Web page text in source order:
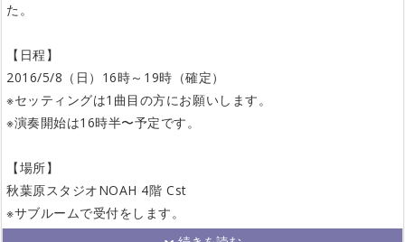
た。
【日程】
2016/5/8（日）16時～19時（確定）
※セッティングは1曲目の方にお願いします。
※演奏開始は16時半〜予定です。
【場所】
秋葉原スタジオNOAH 4階 Cst
※サブルームで受付をします。